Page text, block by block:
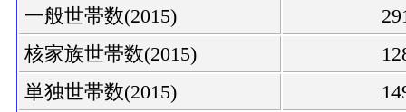
一般世帯数(2015)
核家族世帯数(2015)
単独世帯数(2015)